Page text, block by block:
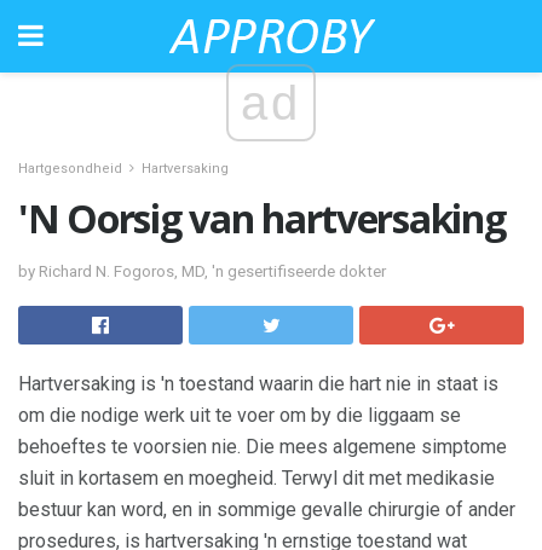
ad
Hartgesondheid Hartversaking
'N Oorsig van hartversaking
by Richard N. Fogoros, MD, 'n gesertifiseerde dokter
Hartversaking is 'n toestand waarin die hart nie in staat is
om die nodige werk uit te voer om by die liggaam se
behoeftes te voorsien nie. Die mees algemene simptome
sluit in kortasem en moegheid. Terwyl dit met medikasie
bestuur kan word, en in sommige gevalle chirurgie of ander
prosedures, is hartversaking 'n ernstige toestand wat